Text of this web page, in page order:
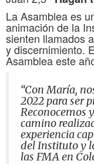
La Asamblea es
animación de la
sienten llamados
y discernimiento.
Asamblea este
“Con María,
2022 para ser
Reconocemos
camino
experiencia
del Instituto y
las FMA en